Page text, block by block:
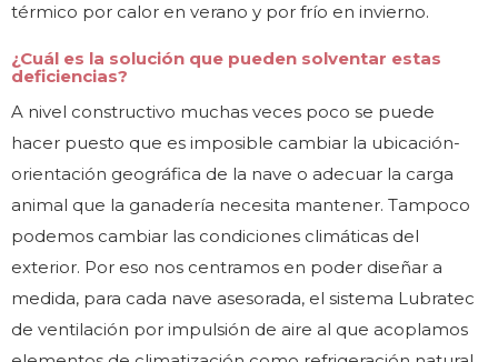
térmico por calor en verano y por frío en invierno.
¿Cuál es la solución que pueden solventar estas
deficiencias?
A nivel constructivo muchas veces poco se puede
hacer puesto que es imposible cambiar la ubicación-
orientación geográfica de la nave o adecuar la carga
animal que la ganadería necesita mantener. Tampoco
podemos cambiar las condiciones climáticas del
exterior. Por eso nos centramos en poder diseñar a
medida, para cada nave asesorada, el sistema Lubratec
de ventilación por impulsión de aire al que acoplamos